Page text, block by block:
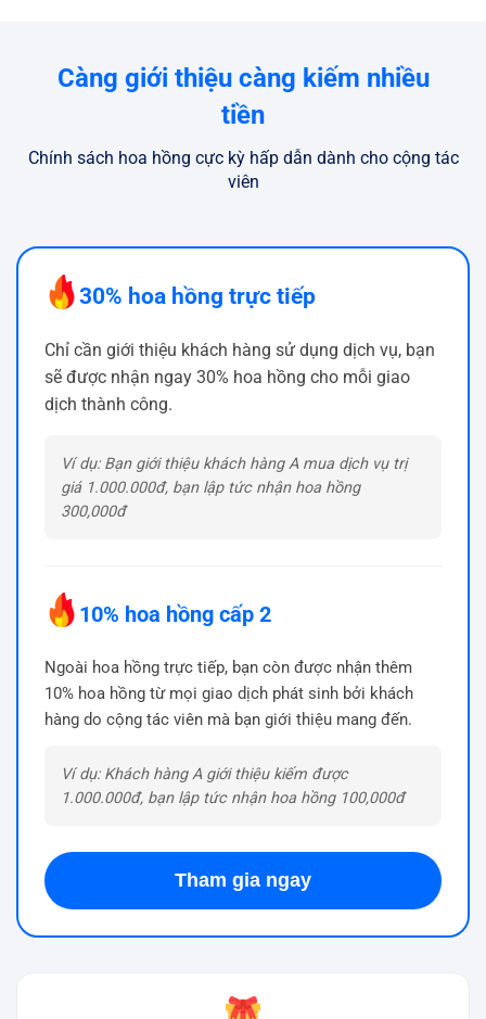
Càng giới thiệu càng kiếm nhiều
tiền
Chính sách hoa hồng cực kỳ hấp dẫn dành cho cộng tác
viên
30% hoa hồng trực tiếp
Chỉ cần giới thiệu khách hàng sử dụng dịch vụ, bạn
sẽ được nhận ngay 30% hoa hồng cho mỗi giao
dịch thành công.
Ví dụ: Bạn giới thiệu khách hàng A mua dịch vụ trị
giá 1.000.000đ, bạn lập tức nhận hoa hồng
300,000đ
10% hoa hồng cấp 2
Ngoài hoa hồng trực tiếp, bạn còn được nhận thêm
10% hoa hồng từ mọi giao dịch phát sinh bởi khách
hàng do cộng tác viên mà bạn giới thiệu mang đến.
Ví dụ: Khách hàng A giới thiệu kiếm được
1.000.000đ, bạn lập tức nhận hoa hồng 100,000đ
Tham gia ngay